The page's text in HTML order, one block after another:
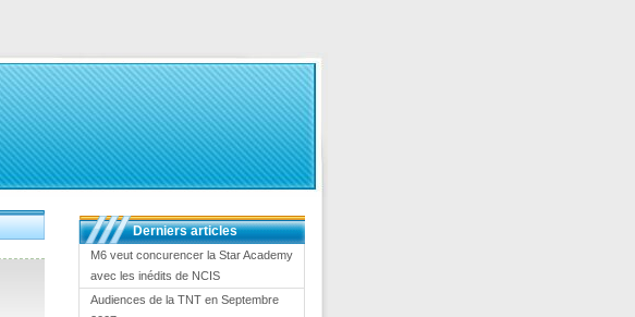
Derniers articles
M6 veut concurencer la Star Academy
avec les inédits de NCIS
Audiences de la TNT en Septembre